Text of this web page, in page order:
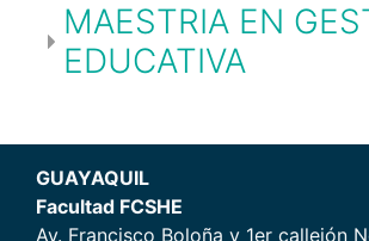
MAESTRIA EN
EDUCATIVA
GUAYAQUIL
Facultad FCSHE
Av. Francisco Boloña y 1er callejón